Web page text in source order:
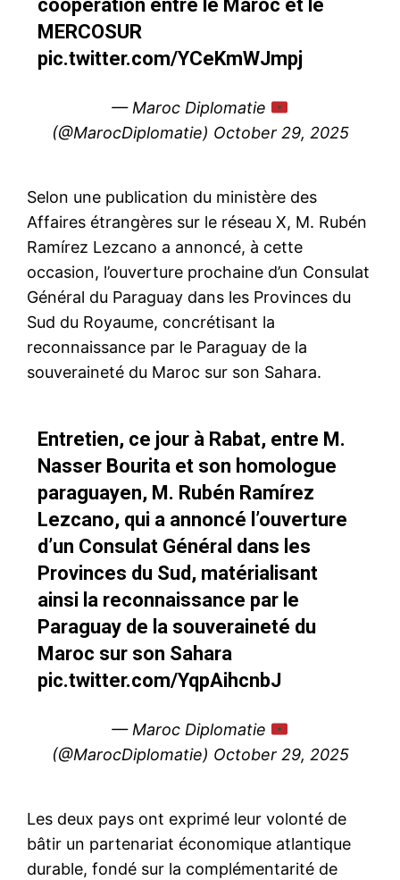
coopération entre le Maroc et le
MERCOSUR
pic.twitter.com/YCeKmWJmpj
— Maroc Diplomatie
(@MarocDiplomatie) October 29, 2025
Selon une publication du ministère des
Affaires étrangères sur le réseau X, M. Rubén
Ramírez Lezcano a annoncé, à cette
occasion, l’ouverture prochaine d’un Consulat
Général du Paraguay dans les Provinces du
Sud du Royaume, concrétisant la
reconnaissance par le Paraguay de la
souveraineté du Maroc sur son Sahara.
Entretien, ce jour à Rabat, entre M.
Nasser Bourita et son homologue
paraguayen, M. Rubén Ramírez
Lezcano, qui a annoncé l’ouverture
d’un Consulat Général dans les
Provinces du Sud, matérialisant
ainsi la reconnaissance par le
Paraguay de la souveraineté du
Maroc sur son Sahara
pic.twitter.com/YqpAihcnbJ
— Maroc Diplomatie
(@MarocDiplomatie) October 29, 2025
Les deux pays ont exprimé leur volonté de
bâtir un partenariat économique atlantique
durable, fondé sur la complémentarité de